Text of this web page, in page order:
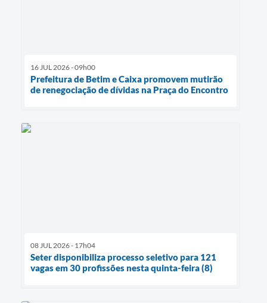
16 JUL 2026 - 09h00
Prefeitura de Betim e Caixa promovem mutirão
de renegociação de dívidas na Praça do Encontro
08 JUL 2026 - 17h04
Seter disponibiliza processo seletivo para 121
vagas em 30 profissões nesta quinta-feira (8)